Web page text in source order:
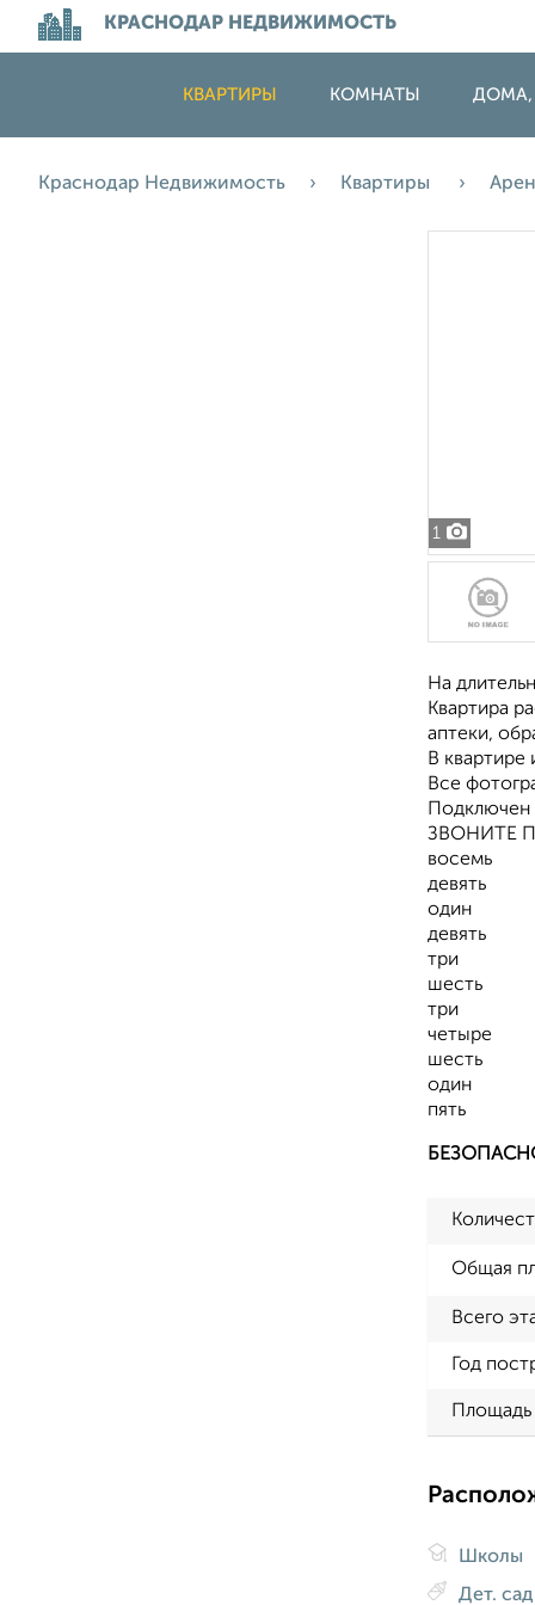
КРАСНОДАР НЕДВИЖИМОСТЬ
КВАРТИРЫ КОМНАТЫ ДОМА,
Краснодар Недвижимость Квартиры
1
На
Квартира
аптеки,
В квартире
Все
ЗВОНИТЕ
восемь
девять
один
девять
три
шесть
три
четыре
шесть
один
пять
Общая
Всего
Год
Площадь
Школы
Дет.